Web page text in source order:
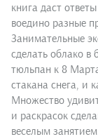
книга даст
воедино разные
Занимательные
сделать облако в
тюльпан к 8
стакана снега, и
Множество
и раскрасок
веселым